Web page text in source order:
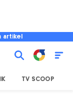
artikel
TV SCOOP